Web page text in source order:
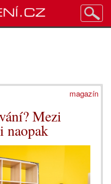
magazín
Mezi
naopak